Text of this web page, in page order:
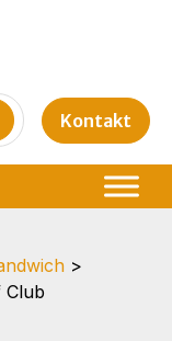
Kontakt
>
Club